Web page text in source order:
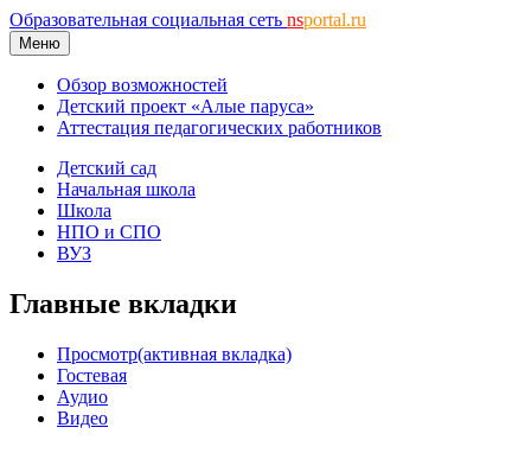
Образовательная социальная сеть nsportal.ru
Меню
Обзор возможностей
Детский проект «Алые паруса»
Аттестация педагогических работников
Детский сад
Начальная школа
Школа
НПО и СПО
ВУЗ
Главные вкладки
Просмотр(активная вкладка)
Гостевая
Аудио
Видео